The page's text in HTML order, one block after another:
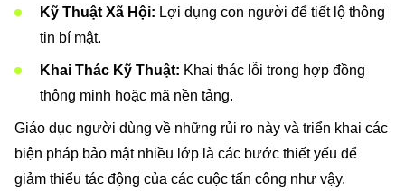
Kỹ Thuật Xã Hội: Lợi dụng con người để tiết lộ thông
tin bí mật.
Khai Thác Kỹ Thuật: Khai thác lỗi trong hợp đồng
thông minh hoặc mã nền tảng.
Giáo dục người dùng về những rủi ro này và triển khai các
biện pháp bảo mật nhiều lớp là các bước thiết yếu để
giảm thiểu tác động của các cuộc tấn công như vậy.